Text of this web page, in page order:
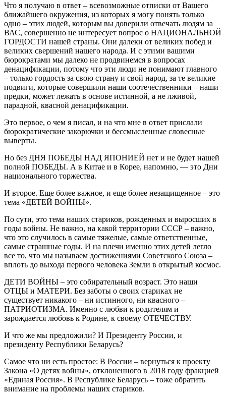
Что я получаю в ответ – всевозможные отписки от Вашего
ближайшего окружения, из которых я могу понять только
одно – этих людей, которым вы доверили отвечать людям за
ВАС, совершенно не интересует вопрос о НАЦИОНАЛЬНОЙ
ГОРДОСТИ нашей страны. Они далеки от великих побед и
великих свершений нашего народа. И с этими вашими
бюрократами мы далеко не продвинемся в вопросах
денацификации, потому что эти люди не понимают главного
– только гордость за свою страну и свой народ, за те великие
подвиги, которые совершили наши соотечественники – наши
предки, может лежать в основе истинной, а не лживой,
парадной, квасной денацификации.
Это первое, о чем я писал, и на что мне в ответ прислали
бюрократические закорючки и бессмысленные словесные
выверты.
Но без ДНЯ ПОБЕДЫ НАД ЯПОНИЕЙ нет и не будет нашей
полной ПОБЕДЫ. А в Китае и в Корее, напомню, — это Дни
национального торжества.
И второе. Еще более важное, и еще более незащищенное – это
тема «ДЕТЕЙ ВОЙНЫ».
По сути, это тема наших стариков, рожденных и выросших в
годы войны. Не важно, на какой территории СССР – важно,
что это случилось в самые тяжелые, самые ответственные,
самые страшные годы. И на плечи именно этих детей легло
все то, что мы называем достижениями Советского Союза –
вплоть до выхода первого человека Земли в открытый космос.
ДЕТИ ВОЙНЫ – это собирательный возраст. Это наши
ОТЦЫ и МАТЕРИ. Без заботы о своих стариках не
существует никакого – ни истинного, ни квасного –
ПАТРИОТИЗМА. Именно с любви к родителям и
зарождается любовь к Родине, к своему ОТЕЧЕСТВУ.
И что же мы предложили? И Президенту России, и
президенту Республики Беларусь?
Самое что ни есть простое: В России – вернуться к проекту
Закона «О детях войны», отклоненного в 2018 году фракцией
«Единая Россия». В Республике Беларусь – тоже обратить
внимание на проблемы наших стариков.